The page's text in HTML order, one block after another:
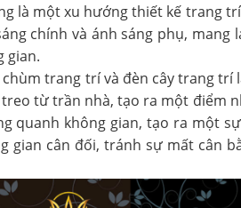
là một xu hướng thiết kế trang
chính và ánh sáng phụ, mang
gian.
trang trí và đèn cây trang trí
từ trần nhà, tạo ra một điểm
quanh không gian, tạo ra một
cân đối, tránh sự mất cân